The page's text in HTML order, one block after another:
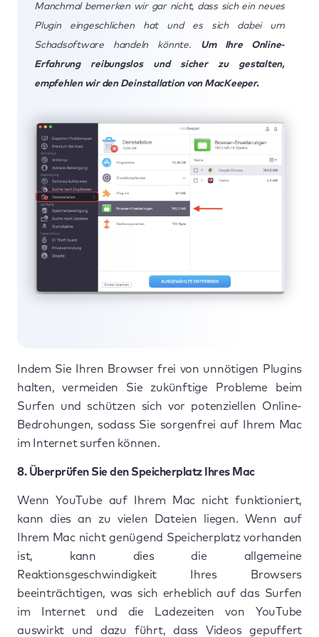
Manchmal bemerken wir gar nicht, dass sich ein neues
Plugin eingeschlichen hat und es sich dabei um
Schadsoftware handeln könnte. Um Ihre Online-
Erfahrung reibungslos und sicher zu gestalten,
empfehlen wir den Deinstallation von MacKeeper.
Indem Sie Ihren Browser frei von unnötigen Plugins
halten, vermeiden Sie zukünftige Probleme beim
Surfen und schützen sich vor potenziellen Online-
Bedrohungen, sodass Sie sorgenfrei auf Ihrem Mac
im Internet surfen können.
8. Überprüfen Sie den Speicherplatz Ihres Mac
Wenn YouTube auf Ihrem Mac nicht funktioniert,
kann dies an zu vielen Dateien liegen. Wenn auf
Ihrem Mac nicht genügend Speicherplatz vorhanden
ist, kann dies die allgemeine
Reaktionsgeschwindigkeit Ihres Browsers
beeinträchtigen, was sich erheblich auf das Surfen
im Internet und die Ladezeiten von YouTube
auswirkt und dazu führt, dass Videos gepuffert